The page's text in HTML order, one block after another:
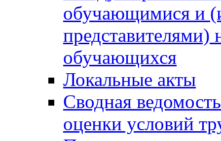
обучающимися и
представителями)
обучающихся
Локальные акты
Сводная
оценки условий